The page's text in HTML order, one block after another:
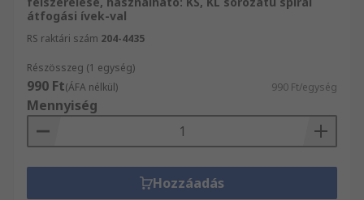
átfogási ívek-val
RS raktári szám 204-4435
Részösszeg (1 egység)
990 Ft(ÁFA nélkül) 990 Ft/egység
Mennyiség
Hozzáadás